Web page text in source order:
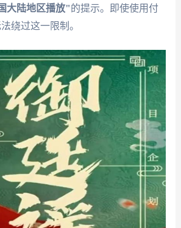
大陆地区播放"的提示。即使使用付
绕过这一限制。